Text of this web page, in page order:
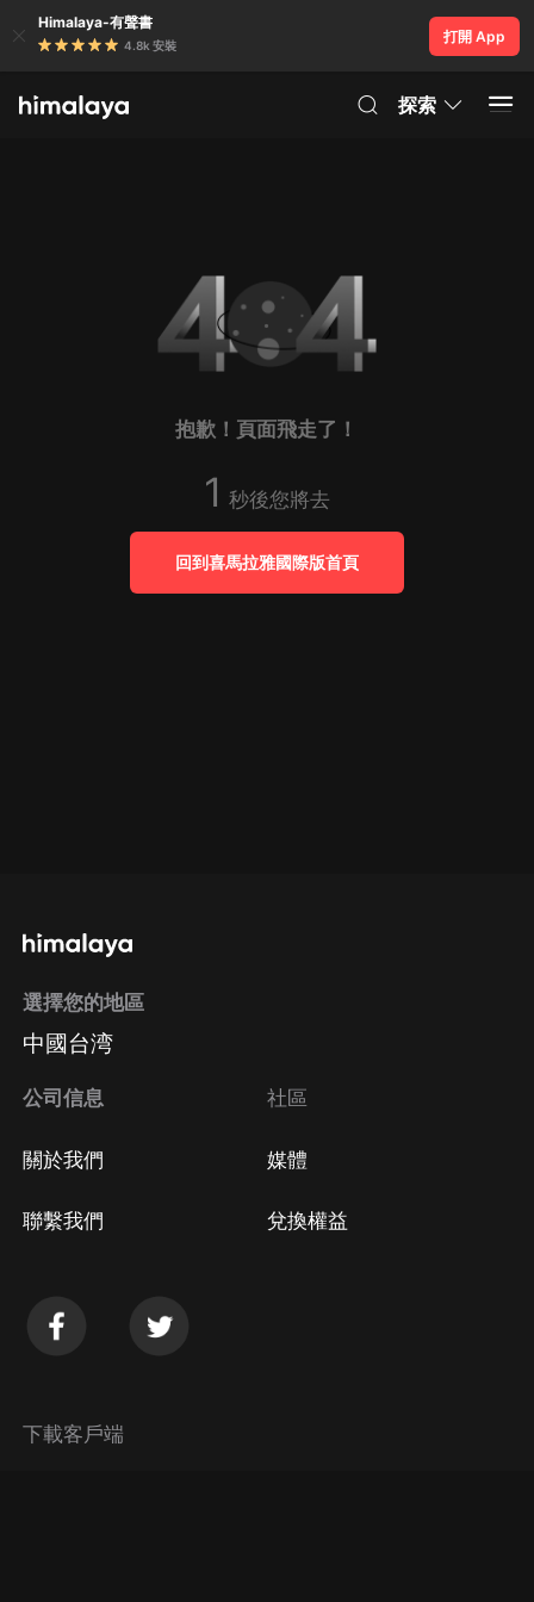
Himalaya-有聲書
4.8k 安裝
打開 App
探索
抱歉！頁面飛走了！
1 秒後您將去
回到喜馬拉雅國際版首頁
選擇您的地區
中國台湾
公司信息
關於我們
聯繫我們
社區
媒體
兌換權益
下載客戶端